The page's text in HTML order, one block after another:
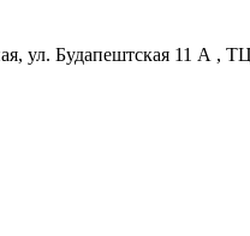
ул. Будапештская 11 А ,